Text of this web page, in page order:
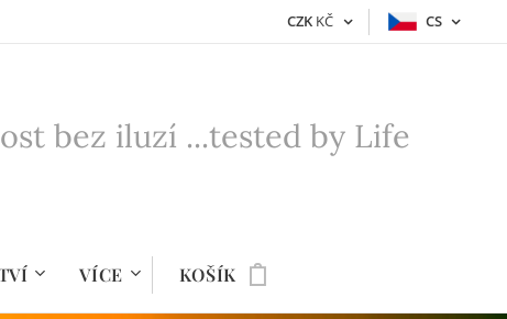
CZK KČ CS
bez iluzí ...tested by Life
VÍCE KOŠÍK